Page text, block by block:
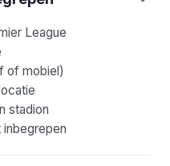
League
of mobiel)
stadion
inbegrepen